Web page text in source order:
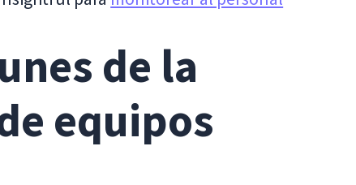
de la
equipos